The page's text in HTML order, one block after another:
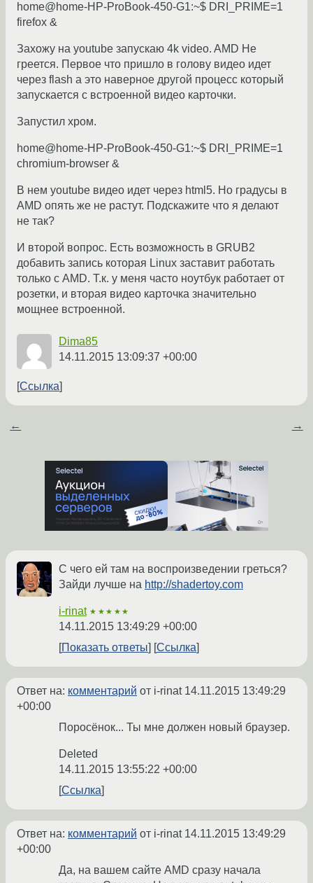
home@home-HP-ProBook-450-G1:~$ DRI_PRIME=1
firefox &
Захожу на youtube запускаю 4k video. AMD Не
греется. Первое что пришло в голову видео идет
через flash а это наверное другой процесс который
запускается с встроенной видео карточки.
Запустил хром.
home@home-HP-ProBook-450-G1:~$ DRI_PRIME=1
chromium-browser &
В нем youtube видео идет через html5. Но градусы в
AMD опять же не растут. Подскажите что я делают
не так?
И второй вопрос. Есть возможность в GRUB2
добавить запись которая Linux заставит работать
только с AMD. Т.к. у меня часто ноутбук работает от
розетки, и вторая видео карточка значительно
мощнее встроенной.
Dima85
14.11.2015 13:09:37 +00:00
Ссылка
← →
С чего ей там на воспроизведении греться?
Зайди лучше на http://shadertoy.com
i-rinat ★★★★★
14.11.2015 13:49:29 +00:00
Показать ответы
Ссылка
Ответ на: комментарий от i-rinat 14.11.2015 13:49:29
+00:00
Поросёнок... Ты мне должен новый браузер.
Deleted
14.11.2015 13:55:22 +00:00
Ссылка
Ответ на: комментарий от i-rinat 14.11.2015 13:49:29
+00:00
Да, на вашем сайте AMD сразу начала